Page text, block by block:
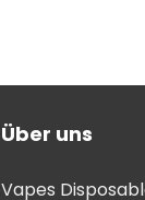
Über uns
Vapes